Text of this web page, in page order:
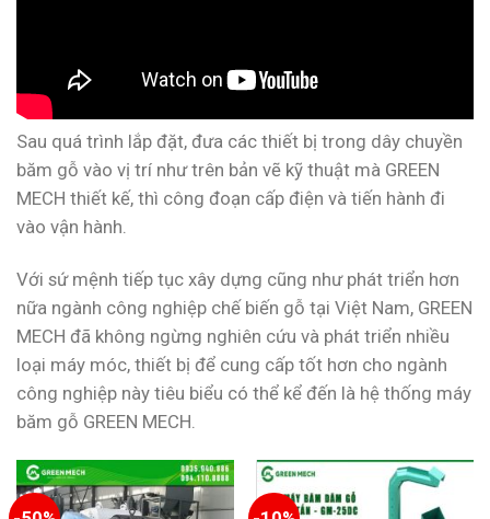
Sau quá trình lắp đặt, đưa các thiết bị trong dây chuyền
băm gỗ vào vị trí như trên bản vẽ kỹ thuật mà GREEN
MECH thiết kế, thì công đoạn cấp điện và tiến hành đi
vào vận hành.
Với sứ mệnh tiếp tục xây dựng cũng như phát triển hơn
nữa ngành công nghiệp chế biến gỗ tại Việt Nam, GREEN
MECH đã không ngừng nghiên cứu và phát triển nhiều
loại máy móc, thiết bị để cung cấp tốt hơn cho ngành
công nghiệp này tiêu biểu có thể kể đến là hệ thống máy
băm gỗ GREEN MECH.